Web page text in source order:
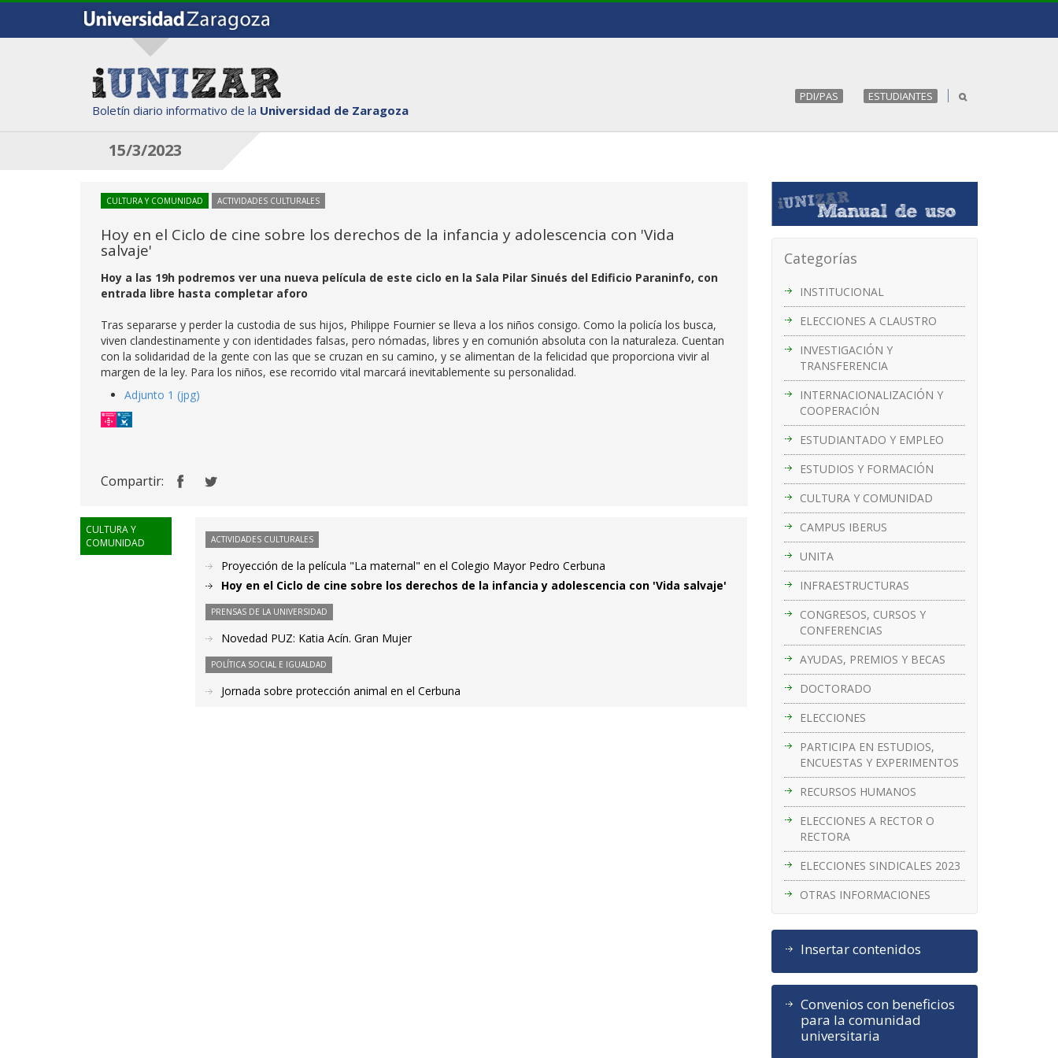
Boletín diario informativo de la Universidad de Zaragoza
PDI/PAS ESTUDIANTES
15/3/2023
Categorías
INSTITUCIONAL
ELECCIONES A CLAUSTRO
INVESTIGACIÓN Y
TRANSFERENCIA
INTERNACIONALIZACIÓN Y
COOPERACIÓN
ESTUDIANTADO Y EMPLEO
ESTUDIOS Y FORMACIÓN
CULTURA Y COMUNIDAD
CAMPUS IBERUS
UNITA
INFRAESTRUCTURAS
CONGRESOS, CURSOS Y
CONFERENCIAS
AYUDAS, PREMIOS Y BECAS
DOCTORADO
ELECCIONES
PARTICIPA EN ESTUDIOS,
ENCUESTAS Y EXPERIMENTOS
RECURSOS HUMANOS
ELECCIONES A RECTOR O
RECTORA
ELECCIONES SINDICALES 2023
OTRAS INFORMACIONES
Insertar contenidos
Convenios con beneficios
para la comunidad
universitaria
CULTURA Y COMUNIDAD ACTIVIDADES CULTURALES
Hoy en el Ciclo de cine sobre los derechos de la infancia y adolescencia con 'Vida
salvaje'
Hoy a las 19h podremos ver una nueva película de este ciclo en la Sala Pilar Sinués del Edificio Paraninfo, con
entrada libre hasta completar aforo
Tras separarse y perder la custodia de sus hijos, Philippe Fournier se lleva a los niños consigo. Como la policía los busca,
viven clandestinamente y con identidades falsas, pero nómadas, libres y en comunión absoluta con la naturaleza. Cuentan
con la solidaridad de la gente con las que se cruzan en su camino, y se alimentan de la felicidad que proporciona vivir al
margen de la ley. Para los niños, ese recorrido vital marcará inevitablemente su personalidad.
Adjunto 1 (jpg)
Compartir:
CULTURA Y
COMUNIDAD
ACTIVIDADES CULTURALES
Proyección de la película "La maternal" en el Colegio Mayor Pedro Cerbuna
Hoy en el Ciclo de cine sobre los derechos de la infancia y adolescencia con 'Vida salvaje'
PRENSAS DE LA UNIVERSIDAD
Novedad PUZ: Katia Acín. Gran Mujer
POLÍTICA SOCIAL E IGUALDAD
Jornada sobre protección animal en el Cerbuna